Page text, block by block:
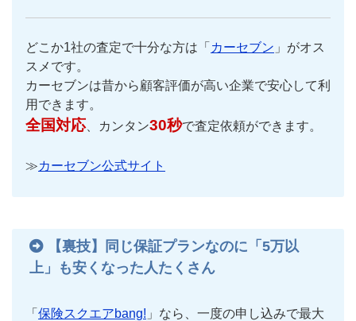
どこか1社の査定で十分な方は「 カーセブン 」がオス
スメです。
カーセブンは昔から顧客評価が高い企業で安心して利
用できます。
全国対応、カンタン30秒で査定依頼ができます。
≫カーセブン公式サイト
【裏技】同じ保証プランなのに「5万以
上」も安くなった人たくさん
「 保険スクエアbang! 」なら、一度の申し込みで最大